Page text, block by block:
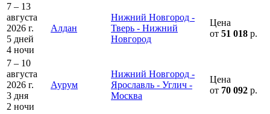
7 – 13
августа
2026 г.
5 дней
4 ночи
Алдан
Нижний Новгород -
Тверь - Нижний
Новгород
Цена
от 51 018 р.
7 – 10
августа
2026 г.
3 дня
2 ночи
Аурум
Нижний Новгород -
Ярославль - Углич -
Москва
Цена
от 70 092 р.